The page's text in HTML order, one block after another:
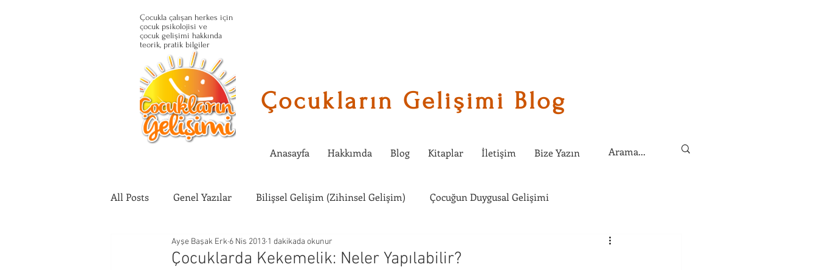
Çocukla çalışan herkes için
çocuk psikolojisi ve
çocuk gelişimi hakkında
teorik, pratik bilgiler
Çocukların Gelişimi Blog
Anasayfa Hakkımda Blog Kitaplar İletişim Bize Yazın
All Posts Genel Yazılar Bilişsel Gelişim (Zihinsel Gelişim) Çocuğun Duygusal Gelişimi
Çocuğun Fiziksel Gelişimi Çocuklarda Sosyal Gelişim
Çocuklarda Kekemelik: Neler Yapılabilir?
Ayşe Başak Erk 6 Nis 2013 1 dakikada okunur